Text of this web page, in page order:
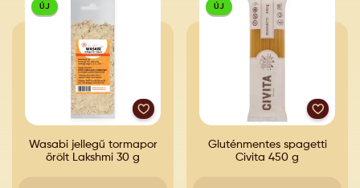
ÚJ
Wasabi jellegű tormapor
őrölt Lakshmi 30 g
ÚJ
Gluténmentes spagetti
Civita 450 g